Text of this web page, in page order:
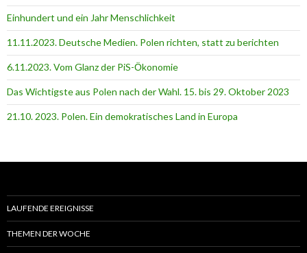
Einhundert und ein Jahr Menschlichkeit
11.11.2023. Deutsche Medien. Polen richten, statt zu berichten
6.11.2023. Vom Glanz der PiS-Ӧkonomie
Das Wichtigste aus Polen nach der Wahl. 15. bis 29. Oktober 2023
21.10. 2023. Polen. Ein demokratisches Land in Europa
LAUFENDE EREIGNISSE
THEMEN DER WOCHE